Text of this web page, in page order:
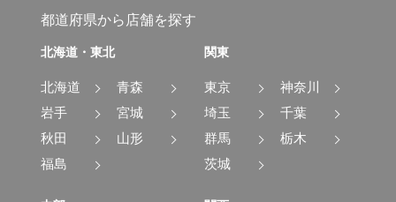
都道府県から店舗を探す
北海道・東北
北海道
青森
岩手
宮城
秋田
山形
福島
関東
東京
神奈川
埼玉
千葉
群馬
栃木
茨城